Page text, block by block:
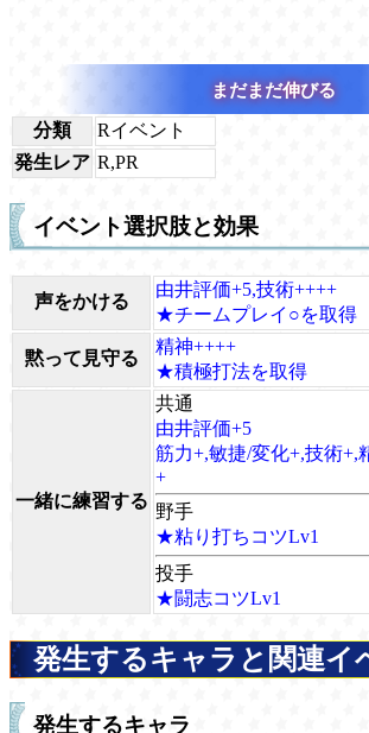
まだまだ伸びる
分類
Rイベント
発生レア R,PR
イベント選択肢と効果
声をかける
由井評価+5,技術++++
★チームプレイ○を取得
黙って見守る
精神++++
★積極打法を取得
一緒に練習する
共通
由井評価+5
筋力+,敏捷/変化+,技術+,
+
野手
★粘り打ちコツLv1
投手
★闘志コツLv1
発生するキャラと関連イ
発生するキャラ